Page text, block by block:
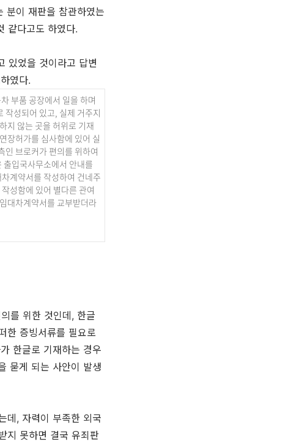
분이 재판을 참관하였는
같다고도 하였다.
있었을 것이라고 답변
였다.
부품 공장에서 일을 하며
작성되어 있고, 실제 거주지
지 않는 곳을 허위로 기재
장허가를 심사함에 있어 실
인 브로커가 편의를 위하여
입국사무소에서 안내를
계약서를 작성하여 건네주
성함에 있어 별다른 관여
대차계약서를 교부받더라
를 위한 것인데, 한글
한 증빙서류를 필요로
한글로 기재하는 경우
묻게 되는 사안이 발생
데, 자력이 부족한 외국
지 못하면 결국 유죄판